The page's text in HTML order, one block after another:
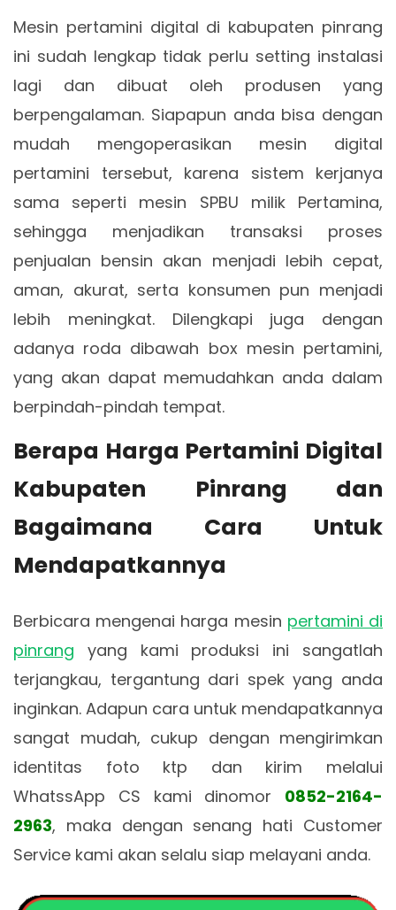
Mesin pertamini digital di kabupaten pinrang
ini sudah lengkap tidak perlu setting instalasi
lagi dan dibuat oleh produsen yang
berpengalaman. Siapapun anda bisa dengan
mudah mengoperasikan mesin digital
pertamini tersebut, karena sistem kerjanya
sama seperti mesin SPBU milik Pertamina,
sehingga menjadikan transaksi proses
penjualan bensin akan menjadi lebih cepat,
aman, akurat, serta konsumen pun menjadi
lebih meningkat. Dilengkapi juga dengan
adanya roda dibawah box mesin pertamini,
yang akan dapat memudahkan anda dalam
berpindah-pindah tempat.
Berapa Harga Pertamini Digital
Kabupaten Pinrang dan
Bagaimana Cara Untuk
Mendapatkannya
Berbicara mengenai harga mesin pertamini di
pinrang yang kami produksi ini sangatlah
terjangkau, tergantung dari spek yang anda
inginkan. Adapun cara untuk mendapatkannya
sangat mudah, cukup dengan mengirimkan
identitas foto ktp dan kirim melalui
WhatssApp CS kami dinomor 0852-2164-
2963, maka dengan senang hati Customer
Service kami akan selalu siap melayani anda.